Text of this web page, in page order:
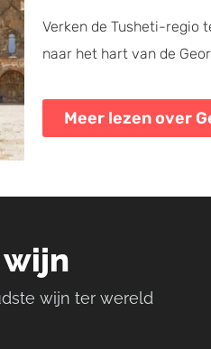
Verken de Tusheti-regio
naar het hart van de
Meer lezen over
wijn ter wereld